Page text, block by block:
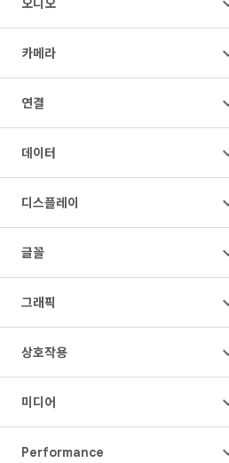
오디오
카메라
연결
데이터
디스플레이
글꼴
그래픽
상호작용
미디어
Performance